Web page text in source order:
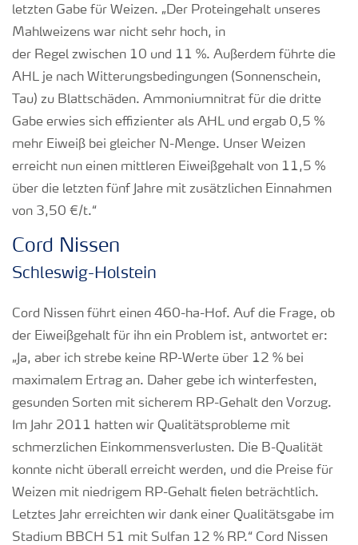
letzten Gabe für Weizen. „Der Proteingehalt unseres
Mahlweizens war nicht sehr hoch, in
der Regel zwischen 10 und 11 %. Außerdem führte die
AHL je nach Witterungsbedingungen (Sonnenschein,
Tau) zu Blattschäden. Ammoniumnitrat für die dritte
Gabe erwies sich effizienter als AHL und ergab 0,5 %
mehr Eiweiß bei gleicher N-Menge. Unser Weizen
erreicht nun einen mittleren Eiweißgehalt von 11,5 %
über die letzten fünf Jahre mit zusätzlichen Einnahmen
von 3,50 €/t.“
Cord Nissen
Schleswig-Holstein
Cord Nissen führt einen 460-ha-Hof. Auf die Frage, ob
der Eiweißgehalt für ihn ein Problem ist, antwortet er:
„Ja, aber ich strebe keine RP-Werte über 12 % bei
maximalem Ertrag an. Daher gebe ich winterfesten,
gesunden Sorten mit sicherem RP-Gehalt den Vorzug.
Im Jahr 2011 hatten wir Qualitätsprobleme mit
schmerzlichen Einkommensverlusten. Die B-Qualität
konnte nicht überall erreicht werden, und die Preise für
Weizen mit niedrigem RP-Gehalt fielen beträchtlich.
Letztes Jahr erreichten wir dank einer Qualitätsgabe im
Stadium BBCH 51 mit Sulfan 12 % RP.“ Cord Nissen